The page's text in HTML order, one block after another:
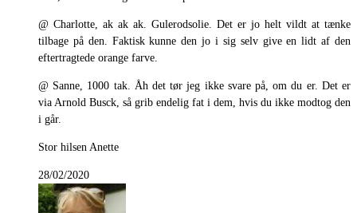
@ Charlotte, ak ak ak. Gulerodsolie. Det er jo helt vildt at tænke
tilbage på den. Faktisk kunne den jo i sig selv give en lidt af den
eftertragtede orange farve.
@ Sanne, 1000 tak. Åh det tør jeg ikke svare på, om du er. Det er
via Arnold Busck, så grib endelig fat i dem, hvis du ikke modtog den
i går.
Stor hilsen Anette
28/02/2020